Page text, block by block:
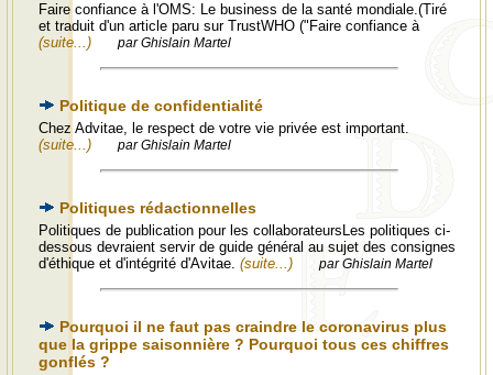
Faire confiance à l'OMS: Le business de la santé mondiale.(Tiré
et traduit d'un article paru sur TrustWHO ("Faire confiance à
(suite...)
par Ghislain Martel
Politique de confidentialité
Chez Advitae, le respect de votre vie privée est important.
(suite...)
par Ghislain Martel
Politiques rédactionnelles
Politiques de publication pour les collaborateursLes politiques ci-
dessous devraient servir de guide général au sujet des consignes
d'éthique et d'intégrité d'Avitae. (suite...) par Ghislain Martel
Pourquoi il ne faut pas craindre le coronavirus plus
que la grippe saisonnière ? Pourquoi tous ces chiffres
gonflés ?